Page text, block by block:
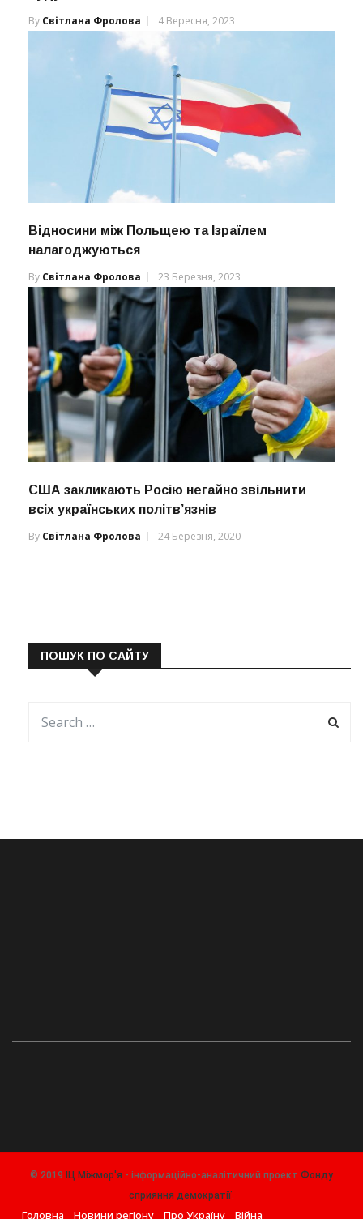
By Світлана Фролова 4 Вересня, 2023
Відносини між Польщею та Ізраїлем
налагоджуються
By Світлана Фролова 23 Березня, 2023
США закликають Росію негайно звільнити
всіх українських політв’язнів
By Світлана Фролова 24 Березня, 2020
ПОШУК ПО САЙТУ
© 2019 ІЦ Міжмор'я - інформаційно-аналітичний проект Фонду
сприяння демократії.
Головна Новини регіону Про Україну Війна